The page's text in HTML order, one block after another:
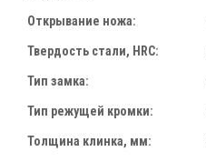
Открывание ножа:
Твердость стали, HRC:
Тип замка:
Тип режущей кромки:
Толщина клинка, мм: